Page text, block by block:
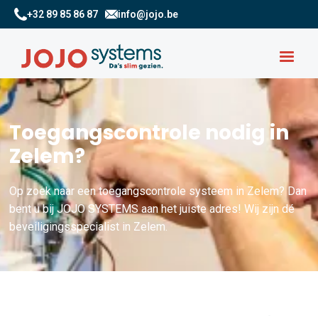
+32 89 85 86 87 info@jojo.be
Toegangscontrole nodig in
Zelem?
Op zoek naar een toegangscontrole systeem in Zelem? Dan
bent u bij JOJO SYSTEMS aan het juiste adres! Wij zijn dé
beveiligingsspecialist in Zelem.